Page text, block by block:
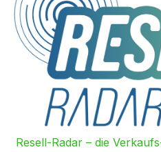
Resell-Radar – die